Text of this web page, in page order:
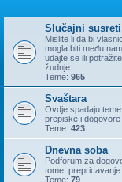
Slučajni
Mislite li da bi
mogla biti među
udajte se ili
žudnje.
Teme: 965
Svaštara
Ovdje spadaju
prepiske i
Teme: 423
Dnevna soba
Podforum za
tome,
Teme: 79